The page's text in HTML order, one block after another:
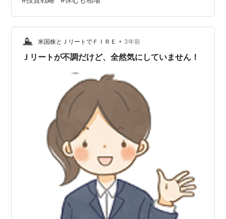
も大丈夫」な銘柄しか持っていないためです。 私は米国
株を主力としていますが、投資への姿勢はETFや投信を持
つ人に近いかもしれません。 今回は、「投資スタイル」
について書こうと思います。 ■自分の資産を簡潔に説明
できますか 私・シーラカンスは、…
米国株とＪリートでＦＩＲＥ • 3年前
Ｊリートが不調だけど、全然気にしていません！